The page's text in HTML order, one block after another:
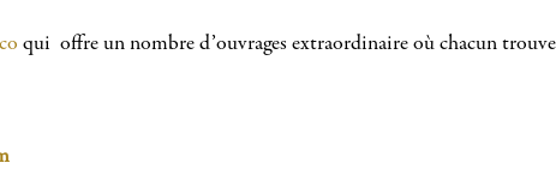
qui offre un nombre d’ouvrages extraordinaire où chacun